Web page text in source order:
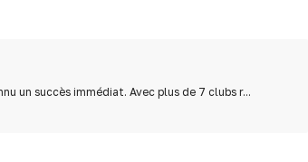
un succès immédiat. Avec plus de 7 clubs r...